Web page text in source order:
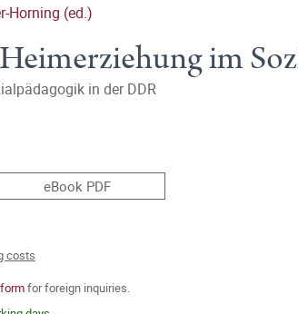
Horning (ed.)
im
in der DDR
eBook PDF
costs
for foreign inquiries.